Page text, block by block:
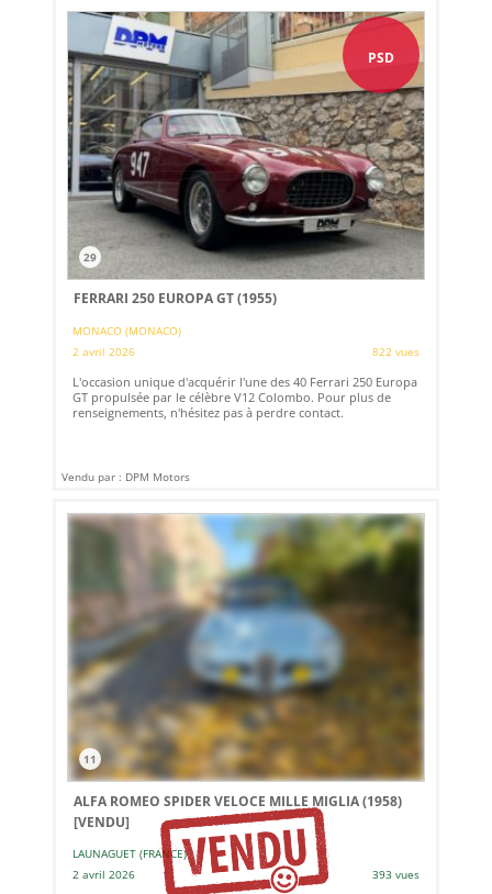
PSD
29
FERRARI 250 EUROPA GT (1955)
MONACO (MONACO)
2 avril 2026
822 vues
L'occasion unique d'acquérir l'une des 40 Ferrari 250 Europa
GT propulsée par le célèbre V12 Colombo. Pour plus de
renseignements, n'hésitez pas à perdre contact.
Vendu par : DPM Motors
11
ALFA ROMEO SPIDER VELOCE MILLE MIGLIA (1958)
[VENDU]
LAUNAGUET (FRANCE)
2 avril 2026
393 vues